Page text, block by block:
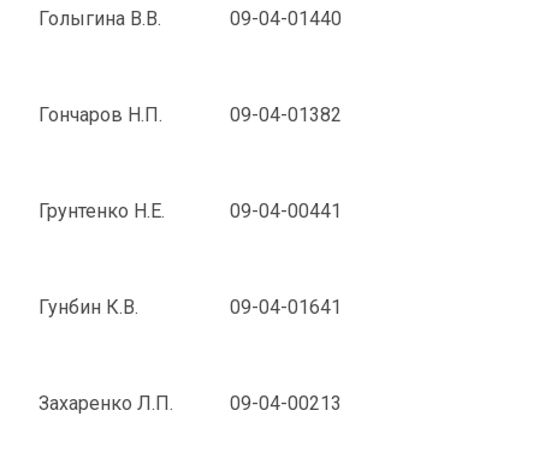
Голыгина В.В. 09-04-01440
Гончаров Н.П. 09-04-01382
Грунтенко Н.Е. 09-04-00441
Гунбин К.В. 09-04-01641
Захаренко Л.П. 09-04-00213